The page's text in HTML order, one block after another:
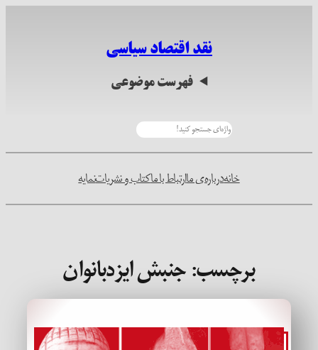
نقد اقتصاد سیاسی
فهرست موضوعی
خانهدرباره‌ی ماارتباط با ماکتاب و نشریاتنمایه
برچسب:جنبش ایزدبانوان